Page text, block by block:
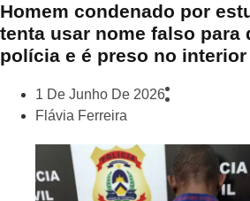
Homem condenado por
tenta usar nome falso para
polícia e é preso no interior
1 De Junho De 2026
Flávia Ferreira